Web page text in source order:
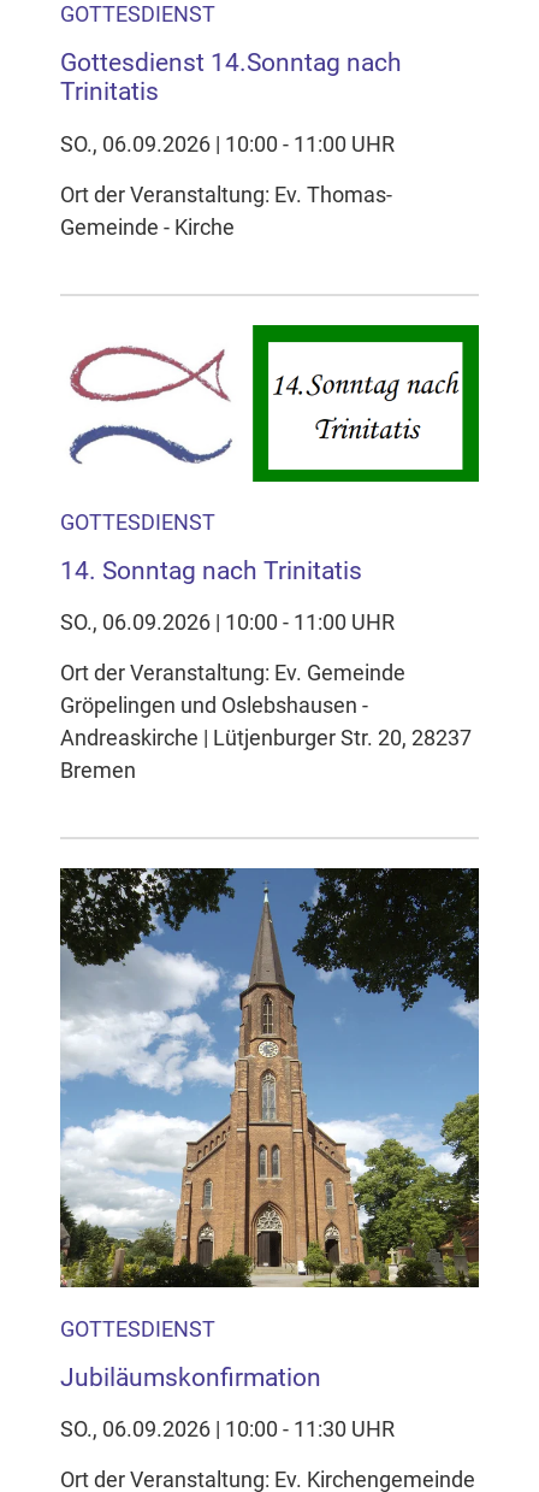
Hier können Sie Ihre Cookie-
Einstellungen anpassen
GOTTESDIENST
Gottesdienst 14.Sonntag nach
Trinitatis
SO., 06.09.2026 | 10:00 - 11:00 UHR
Ort der Veranstaltung: Ev. Thomas-
Gemeinde - Kirche
GOTTESDIENST
14. Sonntag nach Trinitatis
SO., 06.09.2026 | 10:00 - 11:00 UHR
Ort der Veranstaltung: Ev. Gemeinde
Gröpelingen und Oslebshausen -
Andreaskirche | Lütjenburger Str. 20, 28237
Bremen
GOTTESDIENST
Jubiläumskonfirmation
SO., 06.09.2026 | 10:00 - 11:30 UHR
Ort der Veranstaltung: Ev. Kirchengemeinde